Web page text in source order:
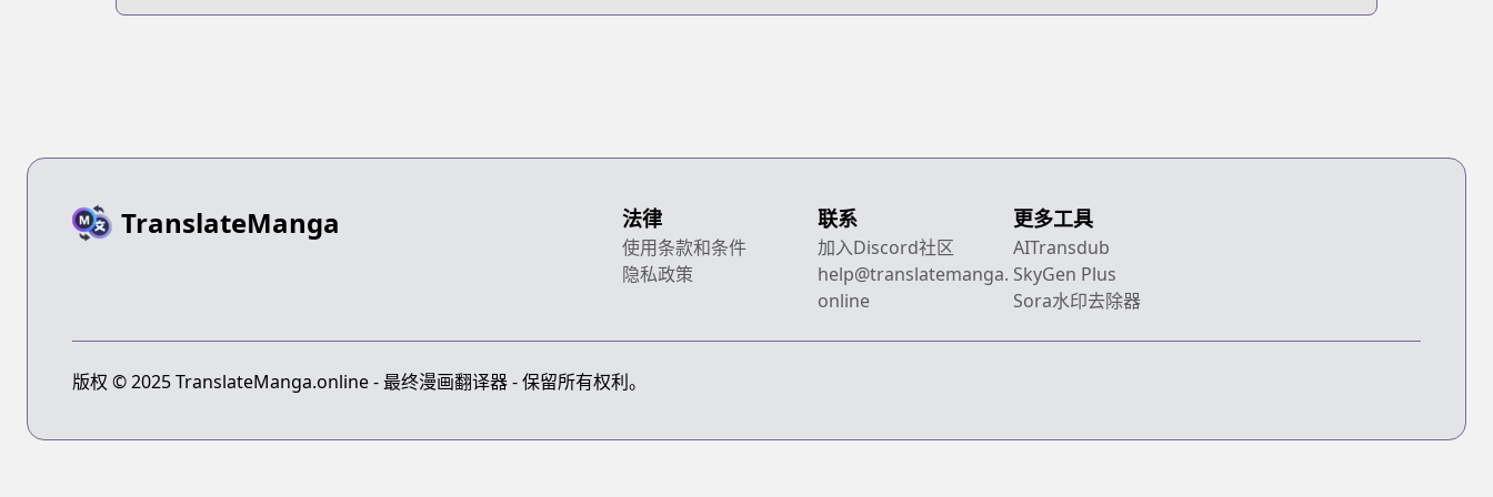
TranslateManga 法律
使用条款和条件
隐私政策
联系
加入Discord社区
help@translatemanga.
online
更多工具
AITransdub
SkyGen Plus
Sora水印去除器
版权 © 2025 TranslateManga.online - 最终漫画翻译器 - 保留所有权利。